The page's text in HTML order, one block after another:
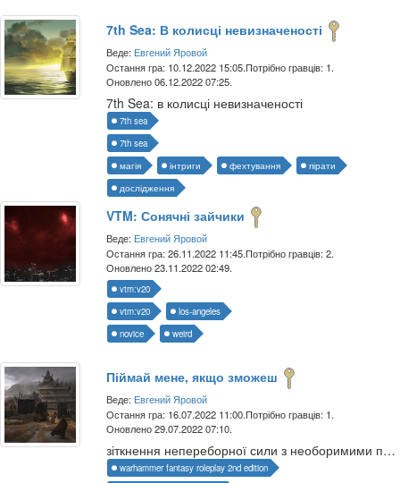
7th Sea: В колисці невизначеності
Веде: Евгений Яровой
Остання гра: 10.12.2022 15:05.Потрібно гравців: 1.
Оновлено 06.12.2022 07:25.
7th Sea: в колисці невизначеності
7th sea
7th sea
магія
інтриги фехтування
пірати
дослідження
VTM: Сонячні зайчики
Веде: Евгений Яровой
Остання гра: 26.11.2022 11:45.Потрібно гравців: 2.
Оновлено 23.11.2022 02:49.
vtm:v20
vtm:v20
los-angeles
novice
weird
Піймай мене, якщо зможеш
Веде: Евгений Яровой
Остання гра: 16.07.2022 11:00.Потрібно гравців: 1.
Оновлено 29.07.2022 07:10.
зіткнення непереборної сили з необоримими перешкодами
warhammer fantasy roleplay 2nd edition